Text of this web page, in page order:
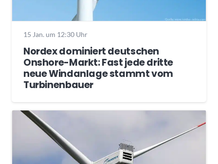
15 Jan. um 12:30 Uhr
Nordex dominiert deutschen
Onshore-Markt: Fast jede dritte
neue Windanlage stammt vom
Turbinenbauer